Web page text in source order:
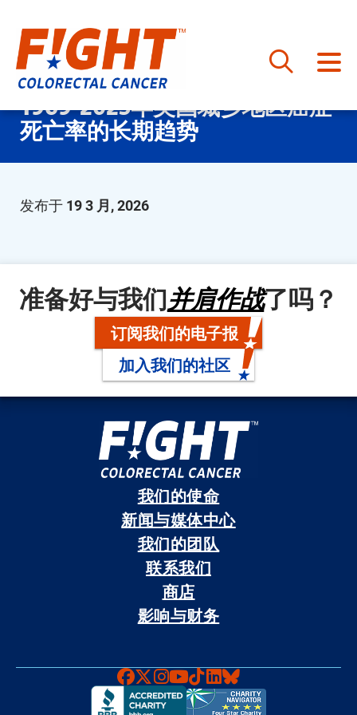
至 1969-2023年美国城乡地区癌症
死亡率的长期趋势
发布于 19 3 月, 2026
准备好与我们并肩作战了吗？
订阅我们的电子报
加入我们的社区
我们的使命
新闻与媒体中心
我们的团队
联系我们
商店
影响与财务
Faceboook
X Instagram
YouTube
TikTok
LinkedIn
Bluesky